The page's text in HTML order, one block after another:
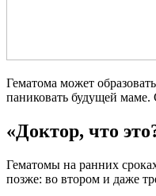
Гематома может
паниковать будущей маме.
«Доктор, что
Гематомы на ранних
позже: во втором и даже